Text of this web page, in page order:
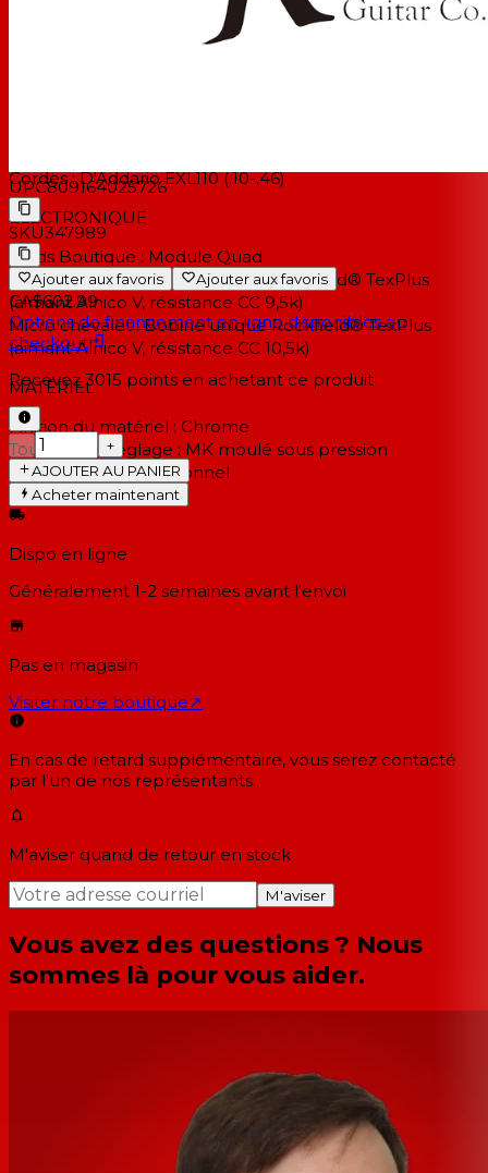
Cordes : D'Addario EXL110 (.10-.46)
ÉLECTRONIQUE
Mods Boutique : Module Quad
Micro manche : Bobine unique Rockfield® TexPlus
(aimant Alnico V, résistance CC 9,5k)
Micro chevalet : Bobine unique Rockfield® TexPlus
(aimant Alnico V, résistance CC 10,5k)
MATÉRIEL
Finition du matériel : Chrome
Touches de réglage : MK moulé sous pression
Type de pont : Traditionnel
UPC809164025726
SKU347989
Ajouter aux favoris Ajouter aux favoris
CA$602.99
Options de financement en ligne disponibles au
checkout
Recevez 3015 points en achetant ce produit
−
+
AJOUTER AU PANIER
Acheter maintenant
Dispo en ligne
Généralement 1-2 semaines avant l'envoi
Pas en magasin
Visiter notre boutique↗
En cas de retard supplémentaire, vous serez contacté
par l'un de nos représentants.
M'aviser quand de retour en stock
M'aviser
Vous avez des questions ? Nous
sommes là pour vous aider.